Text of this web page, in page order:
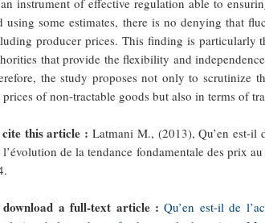
instrument of effective regulation able to
using some estimates, there is no denying that
producer prices. This finding is particularly
that provide the flexibility and
the study proposes not only to scrutinize
prices of non-tractable goods but also in terms of
this article : Latmani M., (2013), Qu’en est-il
l’évolution de la tendance fondamentale des prix
download a full-text article : Qu’en est-il de